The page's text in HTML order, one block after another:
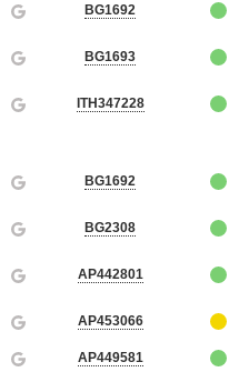
BG1692
BG1693
ITH347228
BG1692
BG2308
AP442801
AP453066
AP449581